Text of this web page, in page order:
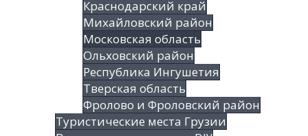
Краснодарский край
Михайловский район
Московская область
Ольховский район
Республика Ингушетия
Тверская область
Фролово и Фроловский район
Туристические места Грузии